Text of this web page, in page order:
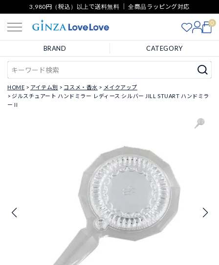
3,980円（税込）以上で送料無料 ｜ 全商品ラッピング対応
0
BRAND CATEGORY
HOME アイテム別 コスメ・香水
メイクアップ
ジルスチュアート ハンドミラー レディース シルバー JILL STUART ハンドミラ
ー II